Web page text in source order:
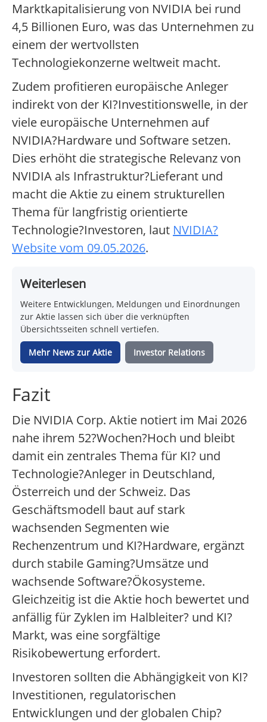
Marktkapitalisierung von NVIDIA bei rund
4,5 Billionen Euro, was das Unternehmen zu
einem der wertvollsten
Technologiekonzerne weltweit macht.
Zudem profitieren europäische Anleger
indirekt von der KI?Investitionswelle, in der
viele europäische Unternehmen auf
NVIDIA?Hardware und Software setzen.
Dies erhöht die strategische Relevanz von
NVIDIA als Infrastruktur?Lieferant und
macht die Aktie zu einem strukturellen
Thema für langfristig orientierte
Technologie?Investoren, laut NVIDIA?
Website vom 09.05.2026.
Weiterlesen
Weitere Entwicklungen, Meldungen und Einordnungen
zur Aktie lassen sich über die verknüpften
Übersichtsseiten schnell vertiefen.
Mehr News zur Aktie Investor Relations
Fazit
Die NVIDIA Corp. Aktie notiert im Mai 2026
nahe ihrem 52?Wochen?Hoch und bleibt
damit ein zentrales Thema für KI? und
Technologie?Anleger in Deutschland,
Österreich und der Schweiz. Das
Geschäftsmodell baut auf stark
wachsenden Segmenten wie
Rechenzentrum und KI?Hardware, ergänzt
durch stabile Gaming?Umsätze und
wachsende Software?Ökosysteme.
Gleichzeitig ist die Aktie hoch bewertet und
anfällig für Zyklen im Halbleiter? und KI?
Markt, was eine sorgfältige
Risikobewertung erfordert.
Investoren sollten die Abhängigkeit von KI?
Investitionen, regulatorischen
Entwicklungen und der globalen Chip?